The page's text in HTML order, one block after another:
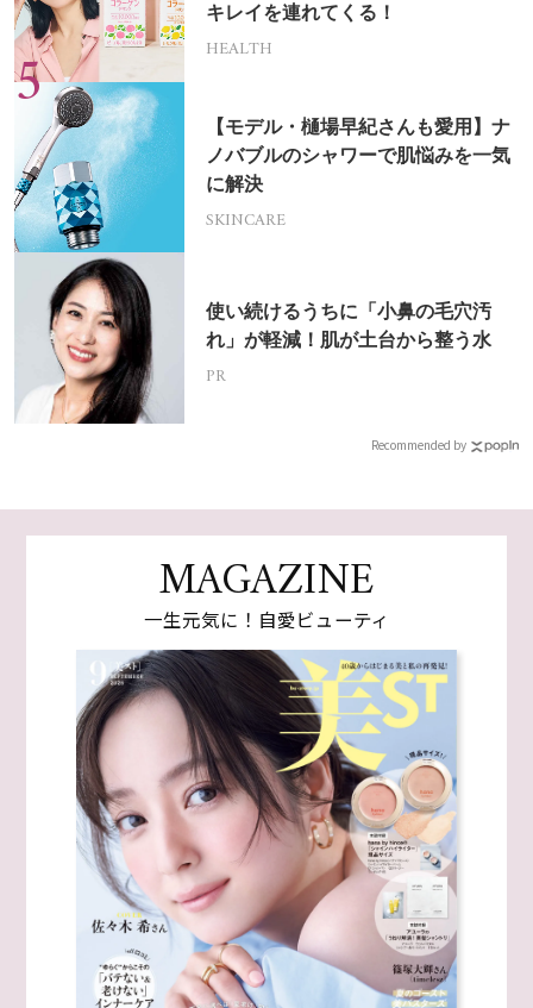
キレイを連れてくる！
HEALTH
【モデル・樋場早紀さんも愛用】ナ
ノバブルのシャワーで肌悩みを一気
に解決
SKINCARE
使い続けるうちに「小鼻の毛穴汚
れ」が軽減！肌が土台から整う水
PR
Recommended by
MAGAZINE
一生元気に！自愛ビューティ